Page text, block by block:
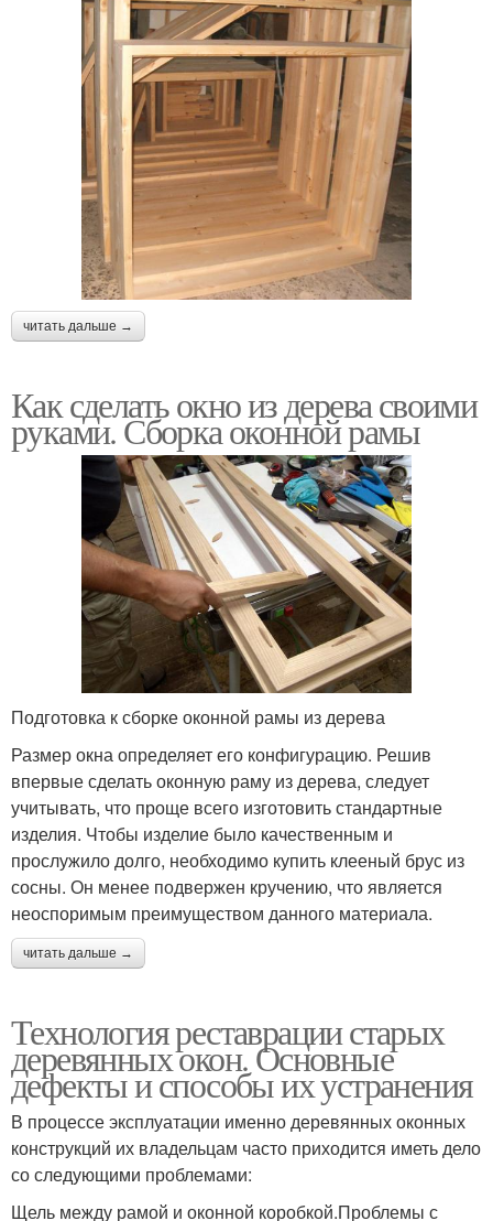
читать дальше →
Как сделать окно из дерева своими
руками. Сборка оконной рамы
Подготовка к сборке оконной рамы из дерева
Размер окна определяет его конфигурацию. Решив
впервые сделать оконную раму из дерева, следует
учитывать, что проще всего изготовить стандартные
изделия. Чтобы изделие было качественным и
прослужило долго, необходимо купить клееный брус из
сосны. Он менее подвержен кручению, что является
неоспоримым преимуществом данного материала.
читать дальше →
Технология реставрации старых
деревянных окон. Основные
дефекты и способы их устранения
В процессе эксплуатации именно деревянных оконных
конструкций их владельцам часто приходится иметь дело
со следующими проблемами:
Щель между рамой и оконной коробкой.Проблемы с